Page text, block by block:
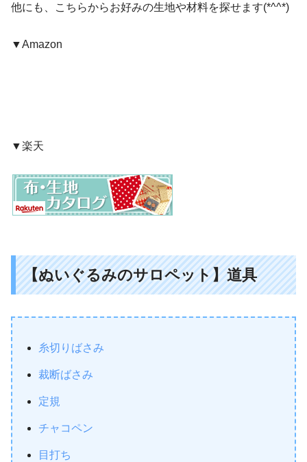
他にも、こちらからお好みの生地や材料を探せます(*^^*)
▼Amazon
▼楽天
【ぬいぐるみのサロペット】道具
糸切りばさみ
裁断ばさみ
定規
チャコペン
目打ち